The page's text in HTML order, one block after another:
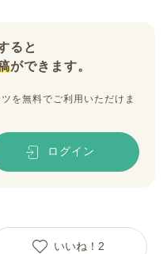
ると
ができます。
を無料でご利用いただけま
ログイン
いいね！ 2